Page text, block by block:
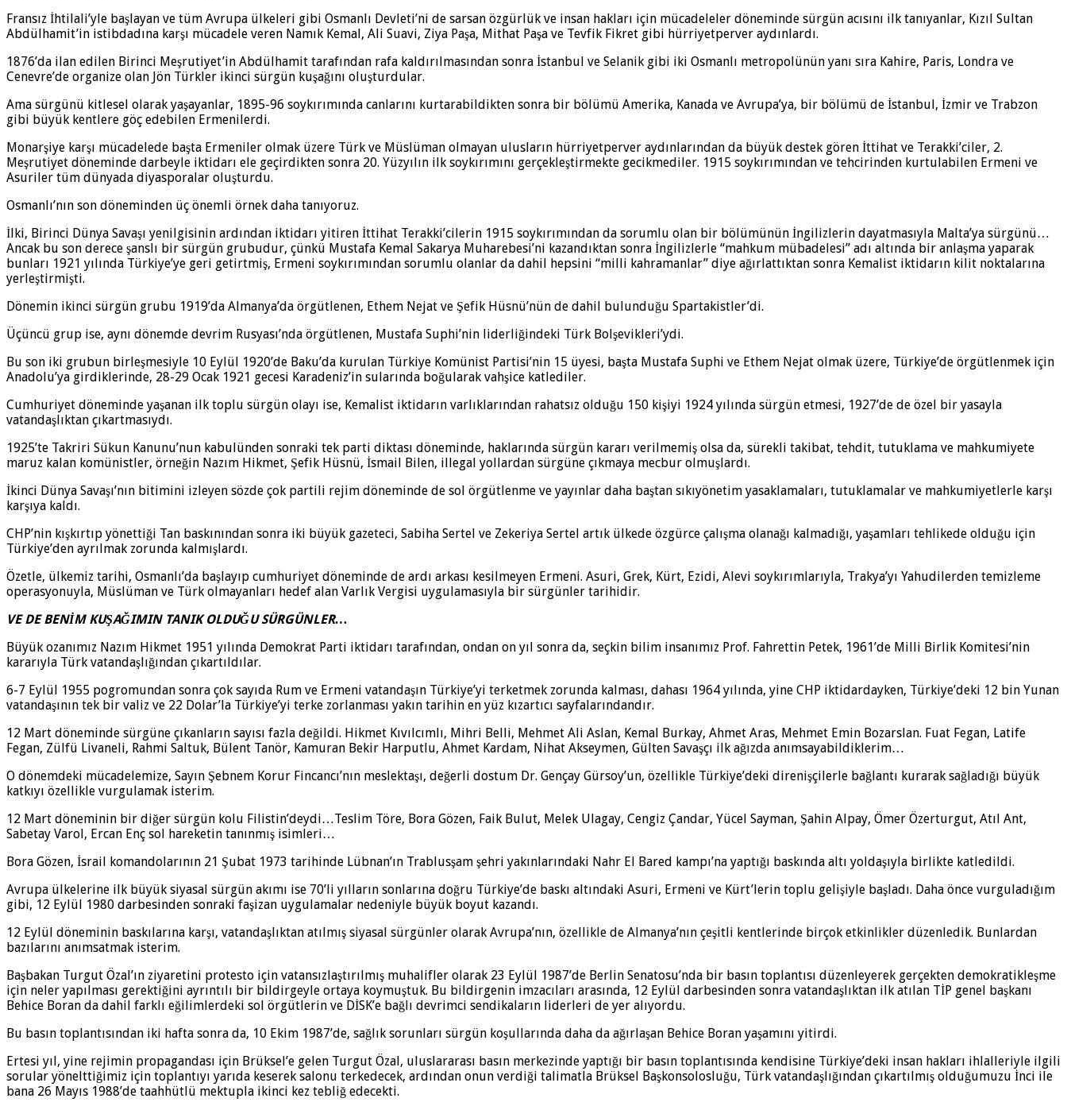
Fransız İhtilali’yle başlayan ve tüm Avrupa ülkeleri gibi Osmanlı Devleti’ni de sarsan özgürlük ve insan hakları için mücadeleler döneminde sürgün acısını ilk tanıyanlar, Kızıl Sultan
Abdülhamit’in istibdadına karşı mücadele veren Namık Kemal, Ali Suavi, Ziya Paşa, Mithat Paşa ve Tevfik Fikret gibi hürriyetperver aydınlardı.
1876’da ilan edilen Birinci Meşrutiyet’in Abdülhamit tarafından rafa kaldırılmasından sonra İstanbul ve Selanik gibi iki Osmanlı metropolünün yanı sıra Kahire, Paris, Londra ve
Cenevre’de organize olan Jön Türkler ikinci sürgün kuşağını oluşturdular.
Ama sürgünü kitlesel olarak yaşayanlar, 1895-96 soykırımında canlarını kurtarabildikten sonra bir bölümü Amerika, Kanada ve Avrupa’ya, bir bölümü de İstanbul, İzmir ve Trabzon
gibi büyük kentlere göç edebilen Ermenilerdi.
Monarşiye karşı mücadelede başta Ermeniler olmak üzere Türk ve Müslüman olmayan ulusların hürriyetperver aydınlarından da büyük destek gören İttihat ve Terakki’ciler, 2.
Meşrutiyet döneminde darbeyle iktidarı ele geçirdikten sonra 20. Yüzyılın ilk soykırımını gerçekleştirmekte gecikmediler. 1915 soykırımından ve tehcirinden kurtulabilen Ermeni ve
Asuriler tüm dünyada diyasporalar oluşturdu.
Osmanlı’nın son döneminden üç önemli örnek daha tanıyoruz.
İlki, Birinci Dünya Savaşı yenilgisinin ardından iktidarı yitiren İttihat Terakki’cilerin 1915 soykırımından da sorumlu olan bir bölümünün İngilizlerin dayatmasıyla Malta’ya sürgünü…
Ancak bu son derece şanslı bir sürgün grubudur, çünkü Mustafa Kemal Sakarya Muharebesi’ni kazandıktan sonra İngilizlerle “mahkum mübadelesi” adı altında bir anlaşma yaparak
bunları 1921 yılında Türkiye’ye geri getirtmiş, Ermeni soykırımından sorumlu olanlar da dahil hepsini “milli kahramanlar” diye ağırlattıktan sonra Kemalist iktidarın kilit noktalarına
yerleştirmişti.
Dönemin ikinci sürgün grubu 1919’da Almanya’da örgütlenen, Ethem Nejat ve Şefik Hüsnü’nün de dahil bulunduğu Spartakistler’di.
Üçüncü grup ise, aynı dönemde devrim Rusyası’nda örgütlenen, Mustafa Suphi’nin liderliğindeki Türk Bolşevikleri’ydi.
Bu son iki grubun birleşmesiyle 10 Eylül 1920’de Baku’da kurulan Türkiye Komünist Partisi’nin 15 üyesi, başta Mustafa Suphi ve Ethem Nejat olmak üzere, Türkiye’de örgütlenmek için
Anadolu’ya girdiklerinde, 28-29 Ocak 1921 gecesi Karadeniz’in sularında boğularak vahşice katlediler.
Cumhuriyet döneminde yaşanan ilk toplu sürgün olayı ise, Kemalist iktidarın varlıklarından rahatsız olduğu 150 kişiyi 1924 yılında sürgün etmesi, 1927’de de özel bir yasayla
vatandaşlıktan çıkartmasıydı.
1925’te Takriri Sükun Kanunu’nun kabulünden sonraki tek parti diktası döneminde, haklarında sürgün kararı verilmemiş olsa da, sürekli takibat, tehdit, tutuklama ve mahkumiyete
maruz kalan komünistler, örneğin Nazım Hikmet, Şefik Hüsnü, İsmail Bilen, illegal yollardan sürgüne çıkmaya mecbur olmuşlardı.
İkinci Dünya Savaşı’nın bitimini izleyen sözde çok partili rejim döneminde de sol örgütlenme ve yayınlar daha baştan sıkıyönetim yasaklamaları, tutuklamalar ve mahkumiyetlerle karşı
karşıya kaldı.
CHP’nin kışkırtıp yönettiği Tan baskınından sonra iki büyük gazeteci, Sabiha Sertel ve Zekeriya Sertel artık ülkede özgürce çalışma olanağı kalmadığı, yaşamları tehlikede olduğu için
Türkiye’den ayrılmak zorunda kalmışlardı.
Özetle, ülkemiz tarihi, Osmanlı’da başlayıp cumhuriyet döneminde de ardı arkası kesilmeyen Ermeni. Asuri, Grek, Kürt, Ezidi, Alevi soykırımlarıyla, Trakya’yı Yahudilerden temizleme
operasyonuyla, Müslüman ve Türk olmayanları hedef alan Varlık Vergisi uygulamasıyla bir sürgünler tarihidir.
VE DE BENİM KUŞAĞIMIN TANIK OLDUĞU SÜRGÜNLER…
Büyük ozanımız Nazım Hikmet 1951 yılında Demokrat Parti iktidarı tarafından, ondan on yıl sonra da, seçkin bilim insanımız Prof. Fahrettin Petek, 1961’de Milli Birlik Komitesi’nin
kararıyla Türk vatandaşlığından çıkartıldılar.
6-7 Eylül 1955 pogromundan sonra çok sayıda Rum ve Ermeni vatandaşın Türkiye’yi terketmek zorunda kalması, dahası 1964 yılında, yine CHP iktidardayken, Türkiye’deki 12 bin Yunan
vatandaşının tek bir valiz ve 22 Dolar’la Türkiye’yi terke zorlanması yakın tarihin en yüz kızartıcı sayfalarındandır.
12 Mart döneminde sürgüne çıkanların sayısı fazla değildi. Hikmet Kıvılcımlı, Mihri Belli, Mehmet Ali Aslan, Kemal Burkay, Ahmet Aras, Mehmet Emin Bozarslan. Fuat Fegan, Latife
Fegan, Zülfü Livaneli, Rahmi Saltuk, Bülent Tanör, Kamuran Bekir Harputlu, Ahmet Kardam, Nihat Akseymen, Gülten Savaşçı ilk ağızda anımsayabildiklerim…
O dönemdeki mücadelemize, Sayın Şebnem Korur Fincancı’nın meslektaşı, değerli dostum Dr. Gençay Gürsoy’un, özellikle Türkiye’deki direnişçilerle bağlantı kurarak sağladığı büyük
katkıyı özellikle vurgulamak isterim.
12 Mart döneminin bir diğer sürgün kolu Filistin’deydi…Teslim Töre, Bora Gözen, Faik Bulut, Melek Ulagay, Cengiz Çandar, Yücel Sayman, Şahin Alpay, Ömer Özerturgut, Atıl Ant,
Sabetay Varol, Ercan Enç sol hareketin tanınmış isimleri…
Bora Gözen, İsrail komandolarının 21 Şubat 1973 tarihinde Lübnan’ın Trablusşam şehri yakınlarındaki Nahr El Bared kampı’na yaptığı baskında altı yoldaşıyla birlikte katledildi.
Avrupa ülkelerine ilk büyük siyasal sürgün akımı ise 70’li yılların sonlarına doğru Türkiye’de baskı altındaki Asuri, Ermeni ve Kürt’lerin toplu gelişiyle başladı. Daha önce vurguladığım
gibi, 12 Eylül 1980 darbesinden sonraki faşizan uygulamalar nedeniyle büyük boyut kazandı.
12 Eylül döneminin baskılarına karşı, vatandaşlıktan atılmış siyasal sürgünler olarak Avrupa’nın, özellikle de Almanya’nın çeşitli kentlerinde birçok etkinlikler düzenledik. Bunlardan
bazılarını anımsatmak isterim.
Başbakan Turgut Özal’ın ziyaretini protesto için vatansızlaştırılmış muhalifler olarak 23 Eylül 1987’de Berlin Senatosu’nda bir basın toplantısı düzenleyerek gerçekten demokratikleşme
için neler yapılması gerektiğini ayrıntılı bir bildirgeyle ortaya koymuştuk. Bu bildirgenin imzacıları arasında, 12 Eylül darbesinden sonra vatandaşlıktan ilk atılan TİP genel başkanı
Behice Boran da dahil farklı eğilimlerdeki sol örgütlerin ve DİSK’e bağlı devrimci sendikaların liderleri de yer alıyordu.
Bu basın toplantısından iki hafta sonra da, 10 Ekim 1987’de, sağlık sorunları sürgün koşullarında daha da ağırlaşan Behice Boran yaşamını yitirdi.
Ertesi yıl, yine rejimin propagandası için Brüksel’e gelen Turgut Özal, uluslararası basın merkezinde yaptığı bir basın toplantısında kendisine Türkiye’deki insan hakları ihlalleriyle ilgili
sorular yönelttiğimiz için toplantıyı yarıda keserek salonu terkedecek, ardından onun verdiği talimatla Brüksel Başkonsolosluğu, Türk vatandaşlığından çıkartılmış olduğumuzu İnci ile
bana 26 Mayıs 1988’de taahhütlü mektupla ikinci kez tebliğ edecekti.